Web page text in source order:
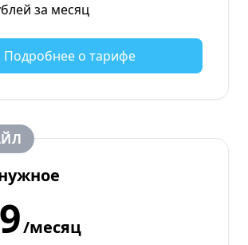
за месяц
Подробнее о тарифе
/месяц